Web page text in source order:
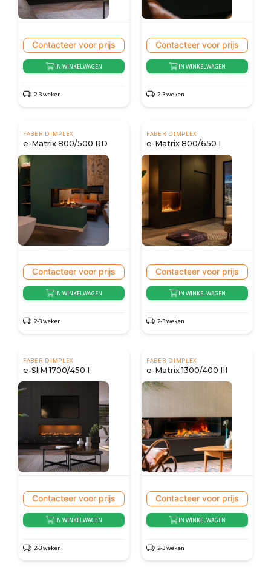
Contacteer voor prijs
IN WINKELWAGEN
2-3 weken
Contacteer voor prijs
IN WINKELWAGEN
2-3 weken
FABER DIMPLEX
e-Matrix 800/500 RD
Contacteer voor prijs
IN WINKELWAGEN
2-3 weken
FABER DIMPLEX
e-Matrix 800/650 I
Contacteer voor prijs
IN WINKELWAGEN
2-3 weken
FABER DIMPLEX
e-SliM 1700/450 I
Contacteer voor prijs
IN WINKELWAGEN
2-3 weken
FABER DIMPLEX
e-Matrix 1300/400 III
Contacteer voor prijs
IN WINKELWAGEN
2-3 weken